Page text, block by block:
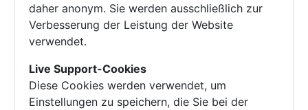
daher anonym. Sie werden ausschließlich zur
Verbesserung der Leistung der Website
verwendet.
Live Support-Cookies
Diese Cookies werden verwendet, um
Einstellungen zu speichern, die Sie bei der